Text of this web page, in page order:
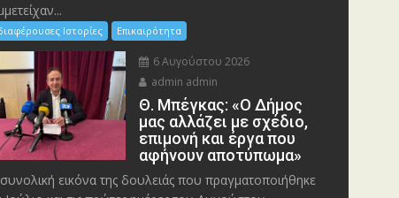
Ιστορίες Επικαιρότητα
6 Αυγούστου 2026
admin admin
Θ. Μπέγκας: «Ο Δήμος
μας αλλάζει με σχέδιο,
επιμονή και έργα που
αφήνουν αποτύπωμα»
εικόνα της δουλειάς που πραγματοποιήθηκε